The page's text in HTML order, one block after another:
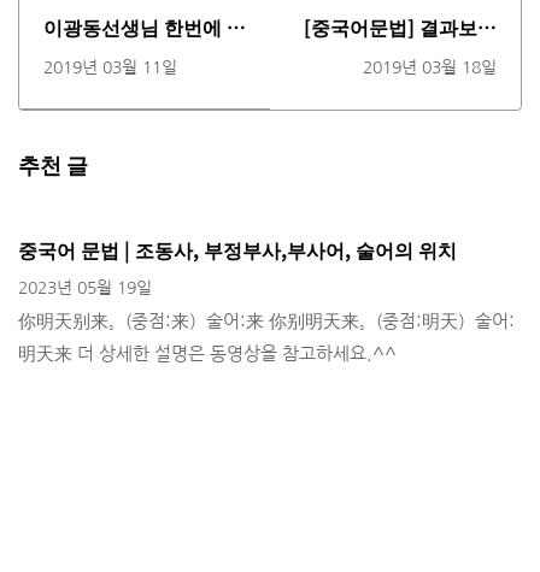
이광동선생님 한번에 정
리하는 중국역사(동영
상)
2019년 03월 11일
[중국어문법] 결과보어
설명-找到，没找到，找
不到，找不到了등등의
차이점 설명(동영상)
2019년 03월 18일
추천 글
중국어 문법 | 조동사, 부정부사,부사어, 술어의 위치
2023년 05월 19일
你明天别来。(중점:来）술어:来 你别明天来。(중점:明天）술어:
明天来 더 상세한 설명은 동영상을 참고하세요.^^